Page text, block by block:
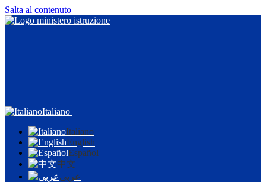
Salta al contenuto
Italiano
Italiano
English
Español
中文
عربى